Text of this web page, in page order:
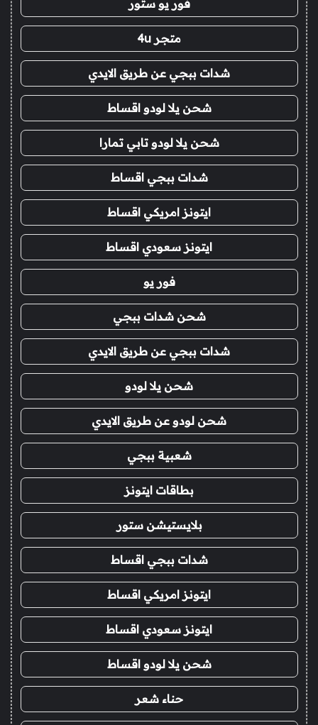
فور يو ستور
متجر 4u
شدات ببجي عن طريق الايدي
شحن يلا لودو اقساط
شحن يلا لودو تابي تمارا
شدات ببجي اقساط
ايتونز امريكي اقساط
ايتونز سعودي اقساط
فور يو
شحن شدات ببجي
شدات ببجي عن طريق الايدي
شحن يلا لودو
شحن لودو عن طريق الايدي
شعبية ببجي
بطاقات ايتونز
بلايستيشن ستور
شدات ببجي اقساط
ايتونز امريكي اقساط
ايتونز سعودي اقساط
شحن يلا لودو اقساط
حناء شعر